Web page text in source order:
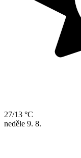
27/13 °C
neděle 9. 8.